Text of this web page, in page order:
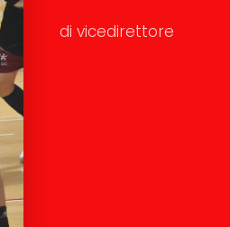
di vicedirettore